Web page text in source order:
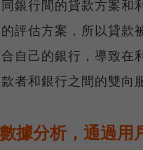
銀行間的貸款方案
評估方案，所以貸款
自己的銀行，導致
者和銀行之間的雙向
據分析，通過用